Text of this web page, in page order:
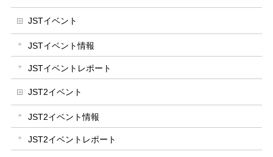
JSTイベント
JSTイベント情報
JSTイベントレポート
JST2イベント
JST2イベント情報
JST2イベントレポート